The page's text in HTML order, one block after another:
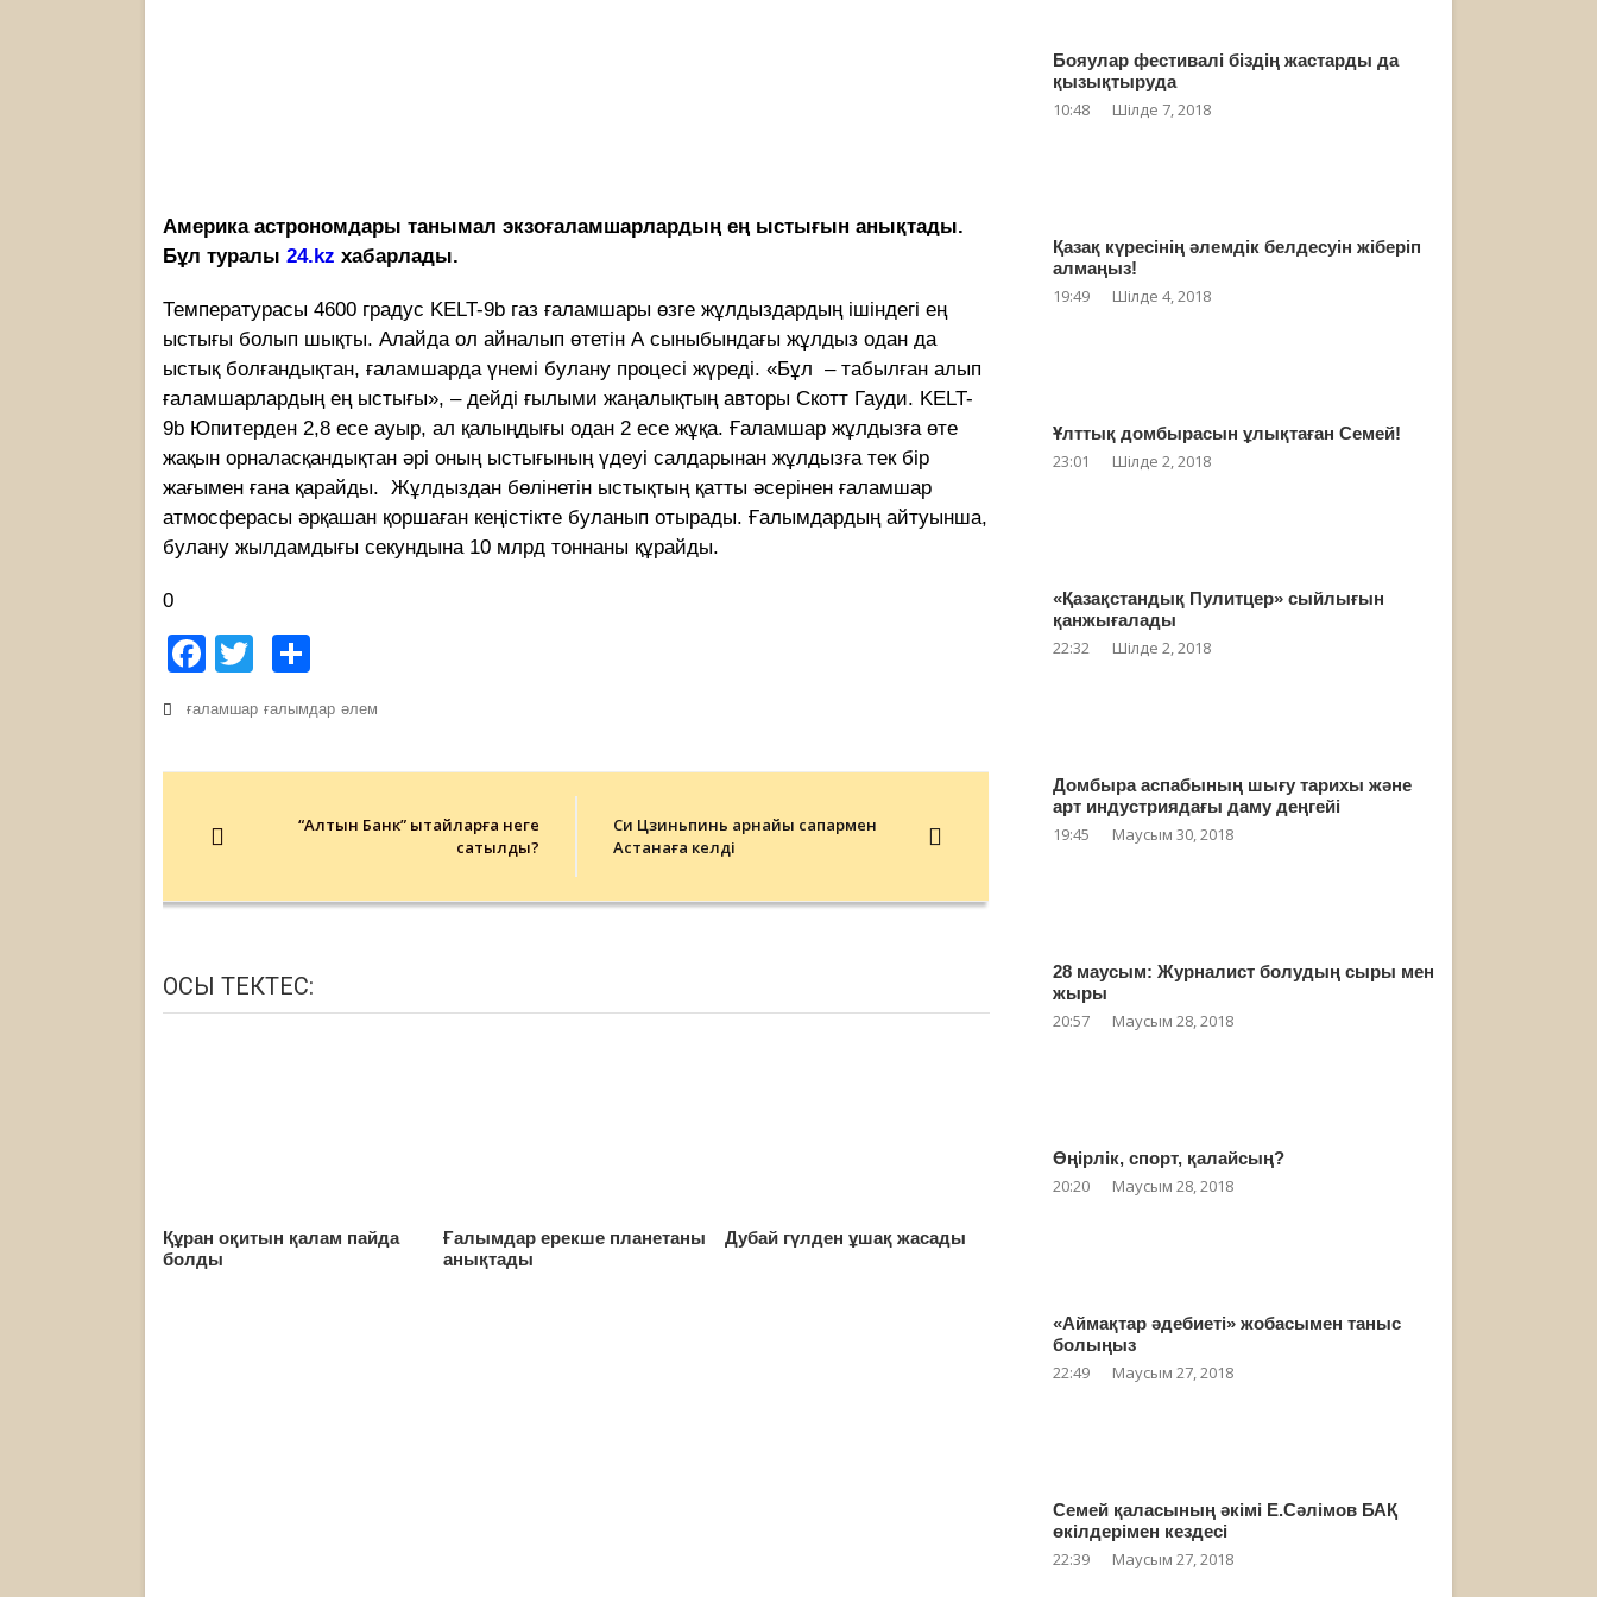
Америка астрономдары танымал экзоғаламшарлардың ең ыстығын анықтады.
Бұл туралы 24.kz хабарлады.
Температурасы 4600 градус KELT-9b газ ғаламшары өзге жұлдыздардың ішіндегі ең
ыстығы болып шықты. Алайда ол айналып өтетін А сыныбындағы жұлдыз одан да
ыстық болғандықтан, ғаламшарда үнемі булану процесі жүреді. «Бұл – табылған алып
ғаламшарлардың ең ыстығы», – дейді ғылыми жаңалықтың авторы Скотт Гауди. KELT-
9b Юпитерден 2,8 есе ауыр, ал қалыңдығы одан 2 есе жұқа. Ғаламшар жұлдызға өте
жақын орналасқандықтан әрі оның ыстығының үдеуі салдарынан жұлдызға тек бір
жағымен ғана қарайды. Жұлдыздан бөлінетін ыстықтың қатты әсерінен ғаламшар
атмосферасы әрқашан қоршаған кеңістікте буланып отырады. Ғалымдардың айтуынша,
булану жылдамдығы секундына 10 млрд тоннаны құрайды.
0
Facebook
Twitter
ғаламшар ғалымдар әлем
“Алтын Банк” қытайларға неге
сатылды?
Си Цзиньпинь арнайы сапармен
Астанаға келді
ОСЫ ТЕКТЕС:
Құран оқитын қалам пайда
болды
Ғалымдар ерекше планетаны
анықтады
Дубай гүлден ұшақ жасады
Бояулар фестивалі біздің жастарды да
қызықтыруда
10:48 Шілде 7, 2018
Қазақ күресінің әлемдік белдесуін жіберіп
алмаңыз!
19:49 Шілде 4, 2018
Ұлттық домбырасын ұлықтаған Семей!
23:01 Шілде 2, 2018
«Қазақстандық Пулитцер» сыйлығын
қанжығалады
22:32 Шілде 2, 2018
Домбыра аспабының шығу тарихы және
арт индустриядағы даму деңгейі
19:45 Маусым 30, 2018
28 маусым: Журналист болудың сыры мен
жыры
20:57 Маусым 28, 2018
Өңірлік, спорт, қалайсың?
20:20 Маусым 28, 2018
«Аймақтар әдебиеті» жобасымен таныс
болыңыз
22:49 Маусым 27, 2018
Семей қаласының әкімі Е.Сәлімов БАҚ
өкілдерімен кездесі
22:39 Маусым 27, 2018